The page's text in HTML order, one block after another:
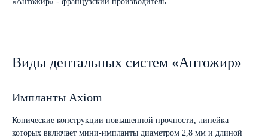
Виды дентальных систем «Антожир»
Импланты Axiom
Конические конструкции повышенной прочности, линейка
которых включает мини-импланты диаметром 2,8 мм и длиной